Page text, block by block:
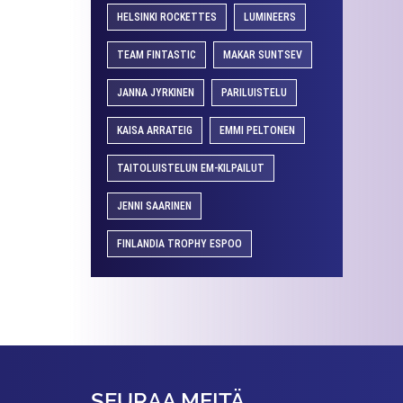
HELSINKI ROCKETTES LUMINEERS
TEAM FINTASTIC MAKAR SUNTSEV
JANNA JYRKINEN PARILUISTELU
KAISA ARRATEIG EMMI PELTONEN
TAITOLUISTELUN EM-KILPAILUT
JENNI SAARINEN
FINLANDIA TROPHY ESPOO